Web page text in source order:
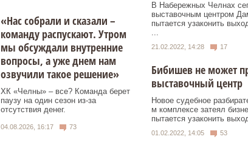
«Нас собрали и сказали –
команду распускают. Утром
мы обсуждали внутренние
вопросы, а уже днем нам
озвучили такое решение»
ХК «Челны» – все? Команда берет
паузу на один сезон из-за
отсутствия денег.
04.08.2026, 16:17 73
В Набережных Челнах
выставочным центром
пытается узаконить
...
21.02.2022, 14:28 17
Бибишев не может
выставочный центр
Новое судебное
м комплексе затеял
пытается узаконить
01.02.2022, 14:05 53